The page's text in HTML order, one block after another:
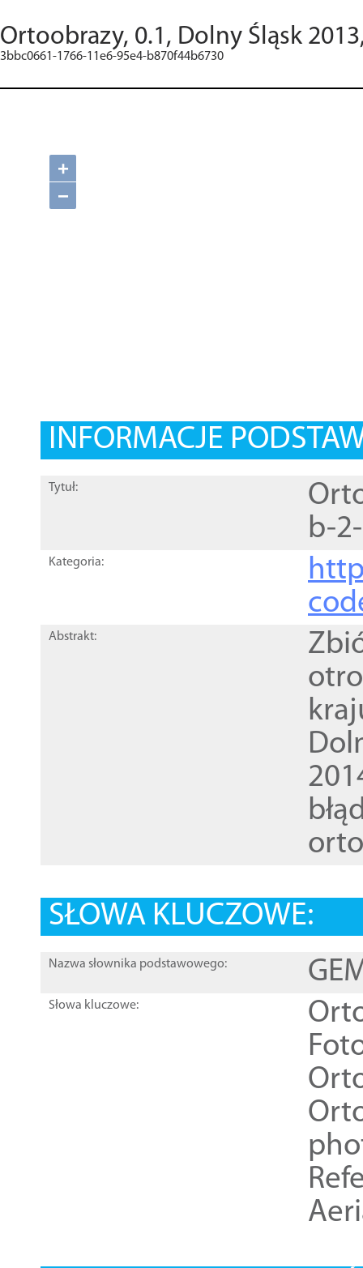
Ortoobrazy, 0.1, Dolny Śląsk
3bbc0661-1766-11e6-95e4-b870f44b6730
+
−
INFORMACJE
Tytuł:
b-
Kategoria:
Abstrakt:
SŁOWA KLUCZOWE:
Nazwa słownika podstawowego:
Słowa kluczowe: